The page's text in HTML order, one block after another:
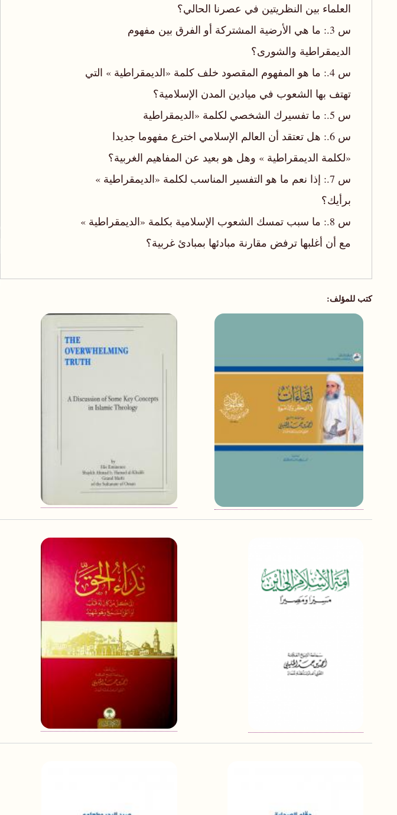
العلماء بين النظريتين في عصرنا الحالي؟
س 3.: ما هي الأرضية المشتركة أو الفرق بين مفهوم
الديمقراطية والشورى؟
س 4.: ما هو المفهوم المقصود خلف كلمة «الديمقراطية » التي
تهتف بها الشعوب في ميادين المدن الإسلامية؟
س 5.: ما تفسيرك الشخصي لكلمة «الديمقراطية
س 6.: هل تعتقد أن العالم الإسلامي اخترع مفهوما جديدا
«لكلمة الديمقراطية » وهل هو بعيد عن المفاهيم الغربية؟
س 7.: إذا نعم ما هو التفسير المناسب لكلمة «الديمقراطية »
برأيك؟
س 8.: ما سبب تمسك الشعوب الإسلامية بكلمة «الديمقراطية »
مع أن أغلبها ترفض مقارنة مبادئها بمبادئ غربية؟
كتب للمؤلف: